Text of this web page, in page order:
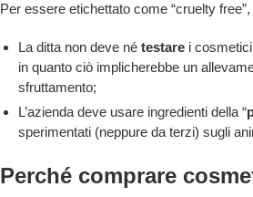
Per essere etichettato come “cruelty
La ditta non deve né testarei cosmetici
in quanto ciò implicherebbe un
sfruttamento;
L’azienda deve usare ingredienti della “
sperimentati (neppure da terzi) sugli
Perché comprare